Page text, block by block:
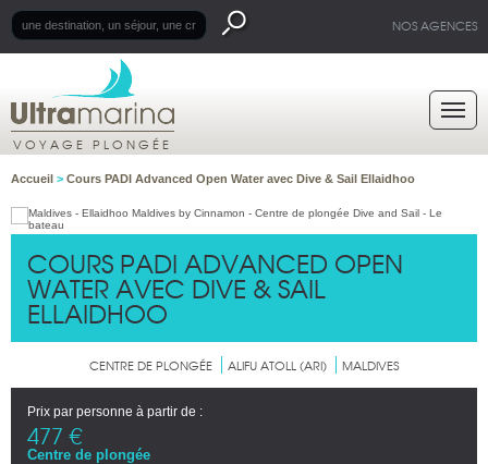
NOS AGENCES
VOYAGE PLONGÉE
Accueil > Cours PADI Advanced Open Water avec Dive & Sail Ellaidhoo
COURS PADI ADVANCED OPEN
WATER AVEC DIVE & SAIL
ELLAIDHOO
CENTRE DE PLONGÉE ALIFU ATOLL (ARI) MALDIVES
Prix par personne à partir de :
477 €
Centre de plongée